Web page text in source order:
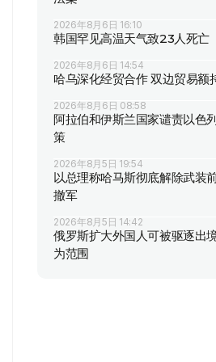
2026年8月6日 16:10
韩国罕见高温天气致23人死亡
2026年8月6日 14:54
哈乌深化经贸合作 双边贸易额
2026年8月6日 08:58
阿拉伯和伊斯兰国家谴责以色
策
2026年8月5日 19:54
以总理称哈马斯彻底解除武装
撤军
2026年8月5日 14:42
俄罗斯扩大外国人可被驱逐出
为范围